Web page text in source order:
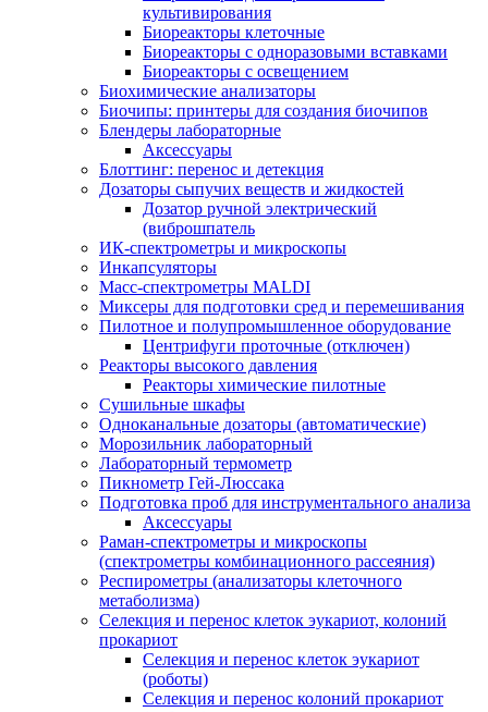
культивирования
Биореакторы клеточные
Биореакторы с одноразовыми вставками
Биореакторы с освещением
Биохимические анализаторы
Биочипы: принтеры для создания биочипов
Блендеры лабораторные
Аксессуары
Блоттинг: перенос и детекция
Дозаторы сыпучих веществ и жидкостей
Дозатор ручной электрический
(виброшпатель
ИК-спектрометры и микроскопы
Инкапсуляторы
Масс-спектрометры MALDI
Миксеры для подготовки сред и перемешивания
Пилотное и полупромышленное оборудование
Центрифуги проточные (отключен)
Реакторы высокого давления
Реакторы химические пилотные
Сушильные шкафы
Одноканальные дозаторы (автоматические)
Морозильник лабораторный
Лабораторный термометр
Пикнометр Гей-Люссака
Подготовка проб для инструментального анализа
Аксессуары
Раман-спектрометры и микроскопы
(спектрометры комбинационного рассеяния)
Респирометры (анализаторы клеточного
метаболизма)
Селекция и перенос клеток эукариот, колоний
прокариот
Селекция и перенос клеток эукариот
(роботы)
Селекция и перенос колоний прокариот